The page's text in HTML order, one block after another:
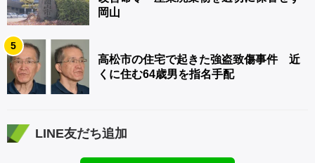
岡山
5
高松市の住宅で起きた強盗致傷事件 近
くに住む64歳男を指名手配
LINE友だち追加